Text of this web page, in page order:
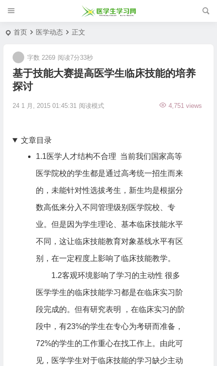
首页 医学动态 正文
基于技能大赛提高医学生临床技能的培养
探讨
24 1 月, 2015 01:45:31 4,751 views
字数 2269 阅读7分33秒
阅读模式
文章目录
1.1医学人才结构不合理 当前我们国家高等
医学院校的学生都是通过高考统一招生而来
的，未能针对性选拔考生，新生均是根据分
数高低来分入不同管理级别医学院校、专
业。但是因为学生理论、基本临床技能水平
不同，这让临床技能教育对象基线水平有区
别，在一定程度上影响了临床技能教学。
1.2客观环境影响了学习的主动性 很多
医学学生的临床技能学习都是在临床实习阶
段完成的。但有研究表明 ，在临床实习的阶
段中，有23%的学生在专心为考研而准备，
72%的学生的工作重心在找工作上。由此可
见，医学学生对于临床技能的学习缺少主动